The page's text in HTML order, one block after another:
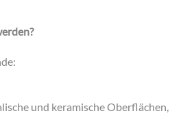
und keramische Oberflächen,